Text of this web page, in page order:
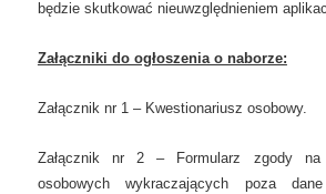
będzie skutkować nieuwzględnieniem
Załączniki do ogłoszenia o naborze:
Załącznik nr 1 – Kwestionariusz osobowy.
Załącznik nr 2 – Formularz zgody na
osobowych wykraczających poza